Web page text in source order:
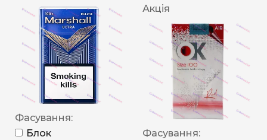
Фасування:
Блок
Акція
Фасування: